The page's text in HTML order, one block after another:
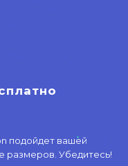
подойдет вашей
размеров. Убедитесь!